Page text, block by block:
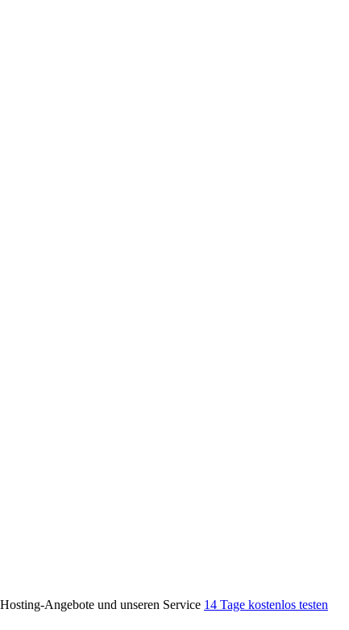
Angebote und unseren Service 14 Tage kostenlos testen